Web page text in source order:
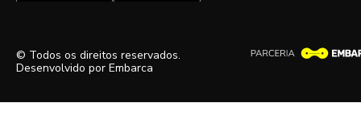
© Todos os direitos reservados.
Desenvolvido por Embarca